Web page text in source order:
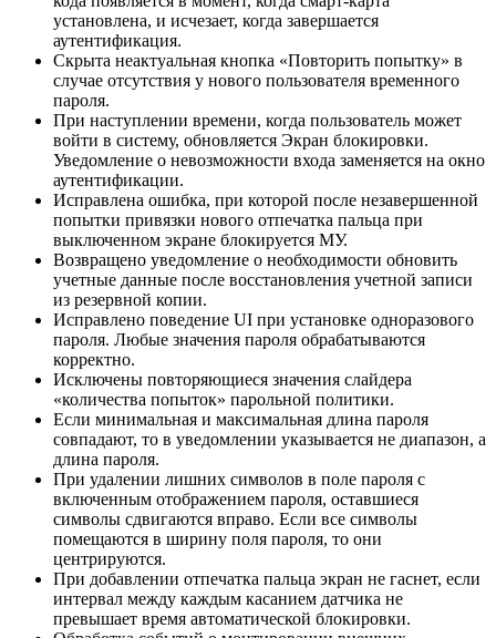
установлена, и исчезает, когда завершается
аутентификация.
Скрыта неактуальная кнопка «Повторить попытку» в
случае отсутствия у нового пользователя временного
пароля.
При наступлении времени, когда пользователь может
войти в систему, обновляется Экран блокировки.
Уведомление о невозможности входа заменяется на окно
аутентификации.
Исправлена ошибка, при которой после незавершенной
попытки привязки нового отпечатка пальца при
выключенном экране блокируется МУ.
Возвращено уведомление о необходимости обновить
учетные данные после восстановления учетной записи
из резервной копии.
Исправлено поведение UI при установке одноразового
пароля. Любые значения пароля обрабатываются
корректно.
Исключены повторяющиеся значения слайдера
«количества попыток» парольной политики.
Если минимальная и максимальная длина пароля
совпадают, то в уведомлении указывается не диапазон, а
длина пароля.
При удалении лишних символов в поле пароля с
включенным отображением пароля, оставшиеся
символы сдвигаются вправо. Если все символы
помещаются в ширину поля пароля, то они
центрируются.
При добавлении отпечатка пальца экран не гаснет, если
интервал между каждым касанием датчика не
превышает время автоматической блокировки.